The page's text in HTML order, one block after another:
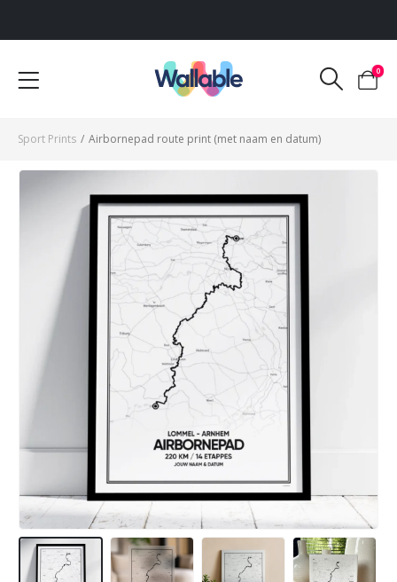
Voor 12:00 uur besteld, dezelfde werkdag verzonden
0
Sport Prints / Airbornepad route print (met naam en datum)